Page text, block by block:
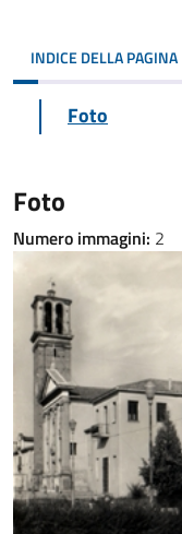
INDICE DELLA PAGINA
Foto
Foto
Numero immagini: 2